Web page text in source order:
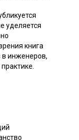
уделяется
книга
в инженеров,